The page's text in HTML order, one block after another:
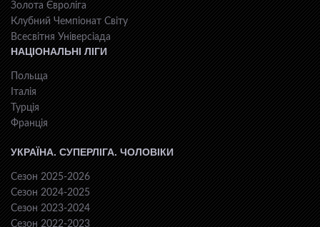
Золота Євроліга
Клубний Чемпіонат Світу
Всесвiтня Унiверсiaда
НАЦІОНАЛЬНІ ЛІГИ
Польща
Італія
Турція
Франція
УКРАЇНА. СУПЕРЛІГА. ЧОЛОВІКИ
Сезон 2025-2026
Сезон 2024-2025
Сезон 2023-2024
Сезон 2022-2023